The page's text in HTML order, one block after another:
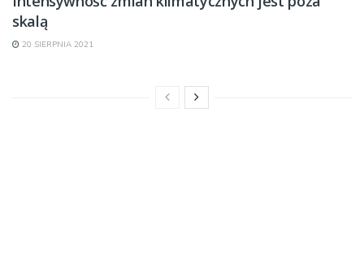
skalą
20 SIERPNIA 2021